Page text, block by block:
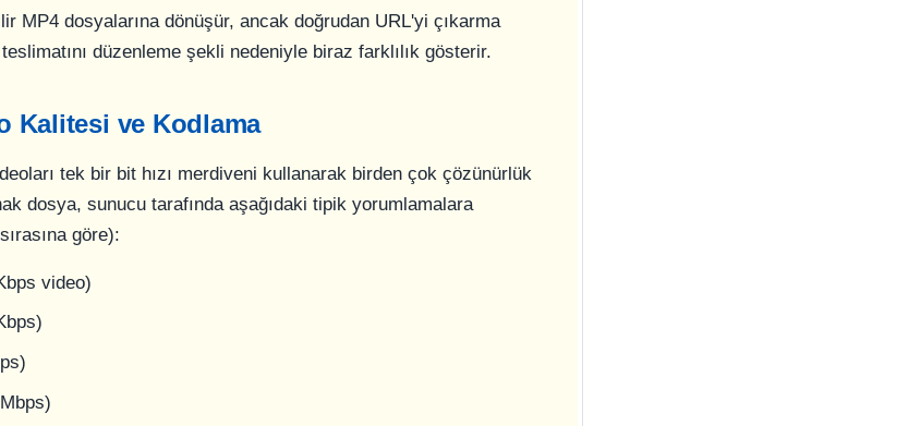
MP4 dosyalarına dönüşür, ancak doğrudan URL'yi çıkarma
düzenleme şekli nedeniyle biraz farklılık gösterir.
Kalitesi ve Kodlama
tek bir bit hızı merdiveni kullanarak birden çok çözünürlük
dosya, sunucu tarafında aşağıdaki tipik yorumlamalara
göre):
video)